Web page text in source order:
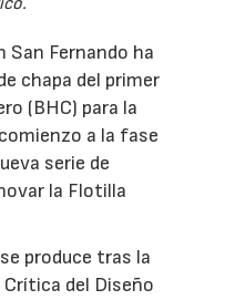
San Fernando ha
chapa del primer
(BHC) para la
a la fase
serie de
la Flotilla
produce tras la
del Diseño